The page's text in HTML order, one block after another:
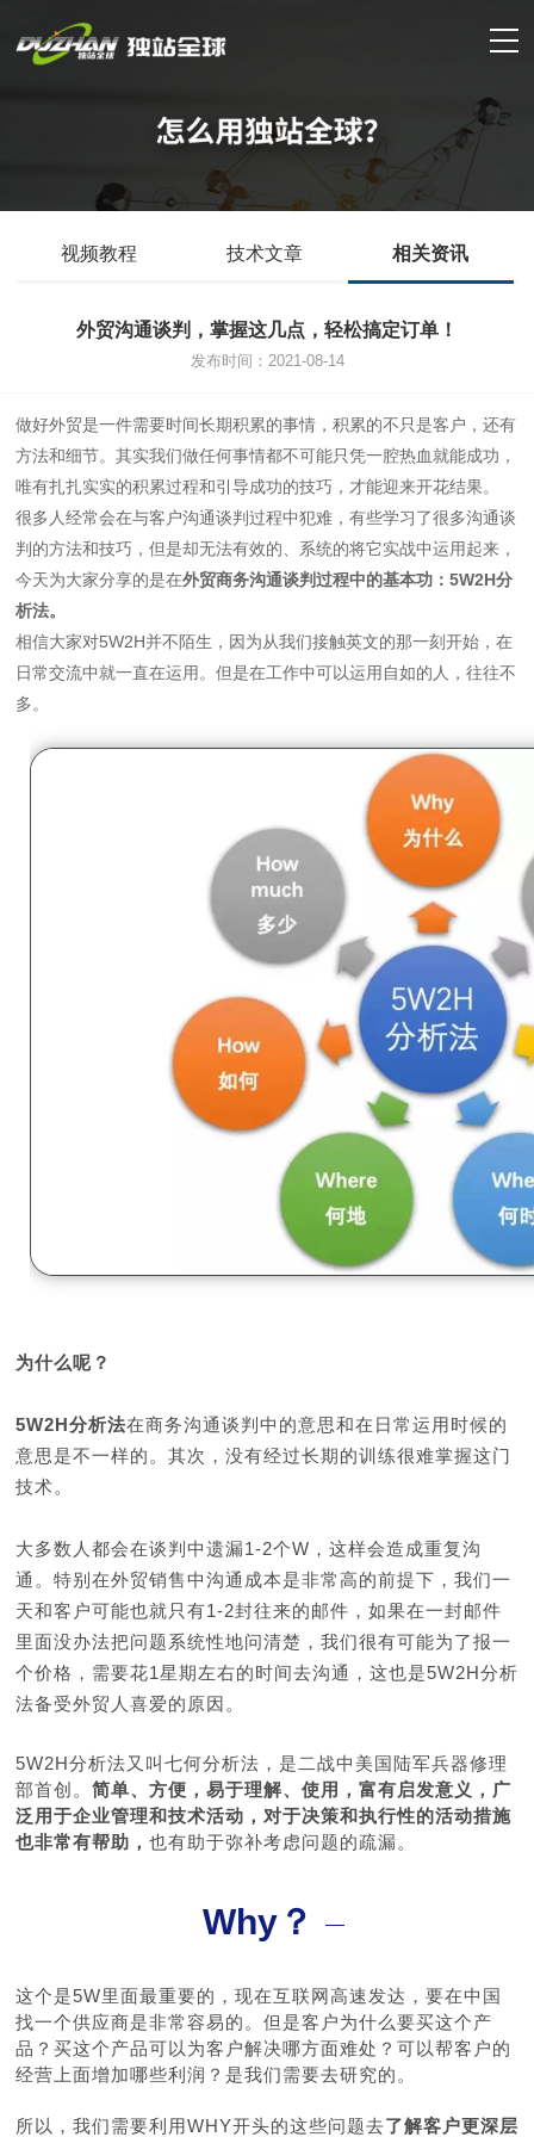
视频教程 技术文章 相关资讯
外贸沟通谈判，掌握这几点，轻松搞定订单！
发布时间：2021-08-14
做好外贸是一件需要时间长期积累的事情，积累的不只是客户，还有
方法和细节。其实我们做任何事情都不可能只凭一腔热血就能成功，
唯有扎扎实实的积累过程和引导成功的技巧，才能迎来开花结果。
很多人经常会在与客户沟通谈判过程中犯难，有些学习了很多沟通谈
判的方法和技巧，但是却无法有效的、系统的将它实战中运用起来，
今天为大家分享的是在外贸商务沟通谈判过程中的基本功：5W2H分
析法。
相信大家对5W2H并不陌生，因为从我们接触英文的那一刻开始，在
日常交流中就一直在运用。但是在工作中可以运用自如的人，往往不
多。
为什么呢？
5W2H分析法在商务沟通谈判中的意思和在日常运用时候的
意思是不一样的。其次，没有经过长期的训练很难掌握这门
技术。
大多数人都会在谈判中遗漏1-2个W，这样会造成重复沟
通 。特别在外贸销售中沟通成本是非常高的前提下，我们一
天和客户可能也就只有1-2封往来的邮件，如果在一封邮件
里面没办法把问题系统性地问清楚，我们很有可能为了报一
个价格，需要花1星期左右的时间去沟通，这也是5W2H分析
法备受外贸人喜爱的原因。
5W2H分析法又叫七何分析法，是二战中美国陆军兵器修理
部首创。 简单、方便，易于理解、使用，富有启发意义， 广
泛用于企业管理和技术活动，对于决策和执行性的活动措施
也非常有帮助， 也有助于弥补考虑问题的疏漏。
Why？
这个是5W里面最重要的，现在互联网高速发达，要在中国
找一个供应商是非常容易的。但是客户为什么要买这个产
品？买这个产品可以为客户解决哪方面难处？可以帮客户的
经营上面增加哪些利润？是我们需要去研究的。
所以，我们需要利用WHY开头的这些问题去了解客户更深层